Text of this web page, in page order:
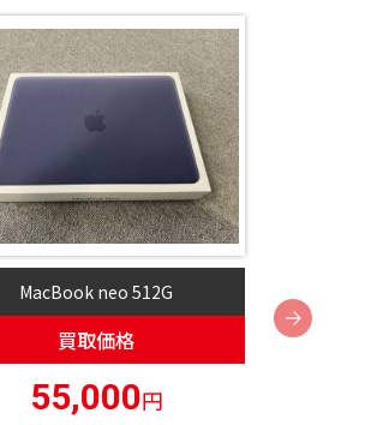
MacBook neo 512G
買取価格
55,000円
Next